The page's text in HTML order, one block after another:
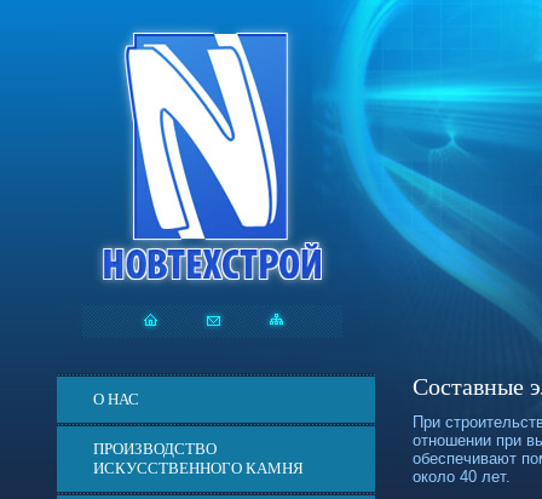
О НАС
ПРОИЗВОДСТВО
ИСКУССТВЕННОГО КАМНЯ
Составные
При
отношении при
обеспечивают
около 40 лет.